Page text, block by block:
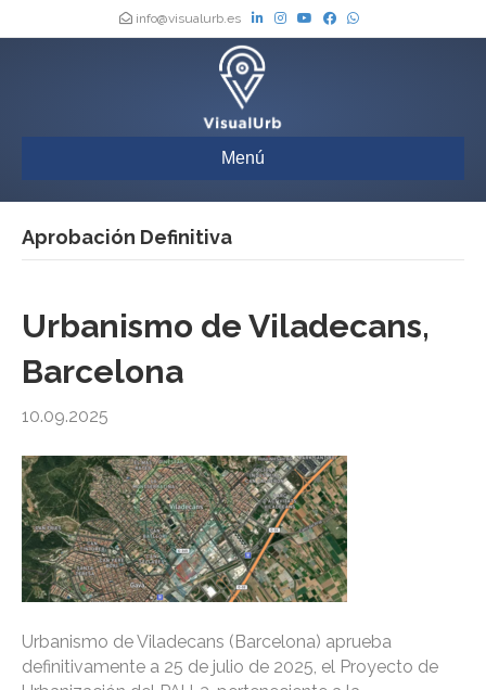
info@visualurb.es
Menú
Aprobación Definitiva
Urbanismo de Viladecans,
Barcelona
10.09.2025
Urbanismo de Viladecans (Barcelona) aprueba
definitivamente a 25 de julio de 2025, el Proyecto de